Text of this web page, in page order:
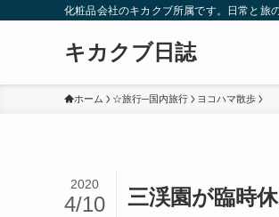
化粧品会社のキカクブ所属です。日常と旅
キカクブ日誌
ホーム ☆旅行─国内旅行 ヨコハマ散歩
三渓園が臨時
2020
4/10